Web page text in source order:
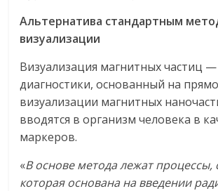
Альтернатива стандартным
визуализации
Визуализация магнитных частиц
диагностики, основанный на
визуализации магнитных
вводятся в организм человека в
маркеров.
«В основе метода лежат процессы,
которая основана на введении